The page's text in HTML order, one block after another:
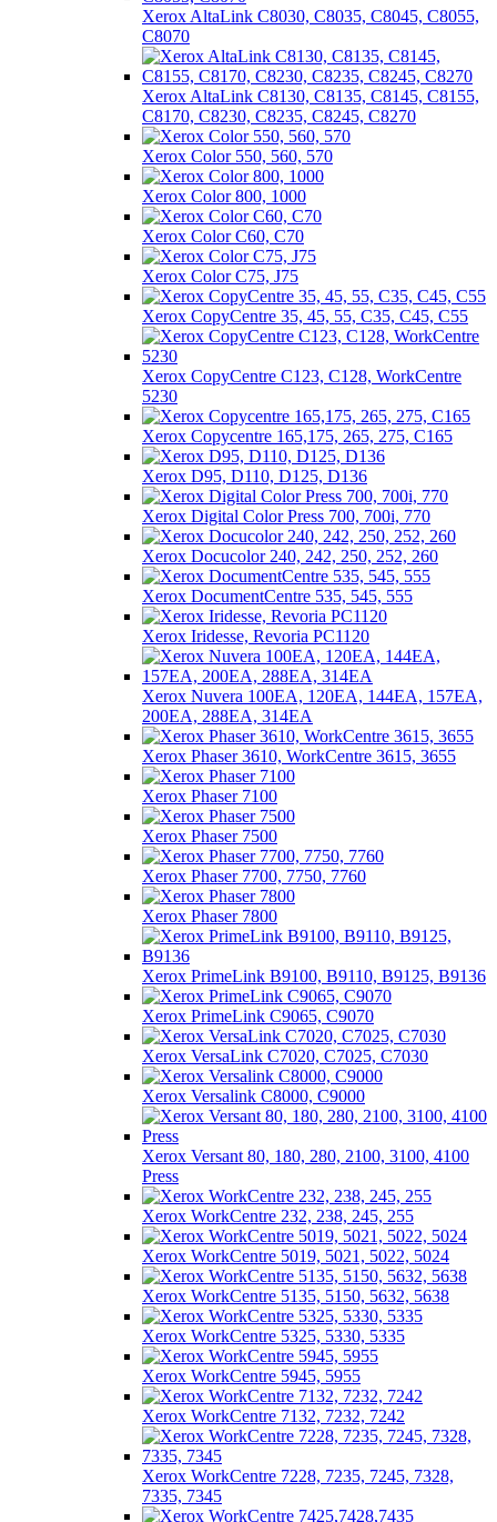
Xerox AltaLink C8030, C8035, C8045, C8055,
C8070
Xerox AltaLink C8130, C8135, C8145, C8155,
C8170, C8230, C8235, C8245, C8270
Xerox Color 550, 560, 570
Xerox Color 800, 1000
Xerox Color C60, C70
Xerox Color C75, J75
Xerox CopyCentre 35, 45, 55, C35, C45, C55
Xerox CopyCentre C123, C128, WorkCentre
5230
Xerox Copycentre 165,175, 265, 275, C165
Xerox D95, D110, D125, D136
Xerox Digital Color Press 700, 700i, 770
Xerox Docucolor 240, 242, 250, 252, 260
Xerox DocumentCentre 535, 545, 555
Xerox Iridesse, Revoria PC1120
Xerox Nuvera 100EA, 120EA, 144EA, 157EA,
200EA, 288EA, 314EA
Xerox Phaser 3610, WorkCentre 3615, 3655
Xerox Phaser 7100
Xerox Phaser 7500
Xerox Phaser 7700, 7750, 7760
Xerox Phaser 7800
Xerox PrimeLink B9100, B9110, B9125, B9136
Xerox PrimeLink C9065, C9070
Xerox VersaLink C7020, C7025, C7030
Xerox Versalink C8000, C9000
Xerox Versant 80, 180, 280, 2100, 3100, 4100
Press
Xerox WorkCentre 232, 238, 245, 255
Xerox WorkCentre 5019, 5021, 5022, 5024
Xerox WorkCentre 5135, 5150, 5632, 5638
Xerox WorkCentre 5325, 5330, 5335
Xerox WorkCentre 5945, 5955
Xerox WorkCentre 7132, 7232, 7242
Xerox WorkCentre 7228, 7235, 7245, 7328,
7335, 7345